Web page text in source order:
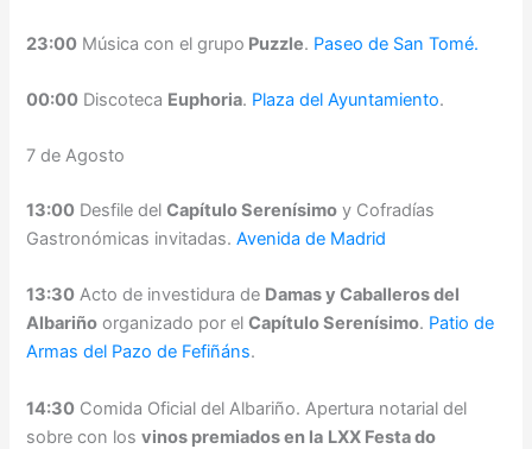
23:00 Música con el grupo Puzzle. Paseo de San Tomé.
00:00 Discoteca Euphoria. Plaza del Ayuntamiento.
7 de Agosto
13:00 Desfile delCapítulo Serenísimo y Cofradías
Gastronómicas invitadas.Avenida de Madrid
13:30 Acto de investidura de Damas y Caballeros del
Albariño organizado por elCapítulo Serenísimo. Patio de
Armas del Pazo de Fefiñáns.
14:30 Comida Oficial del Albariño. Apertura notarial del
sobre con losvinos premiados en la LXX Festa do